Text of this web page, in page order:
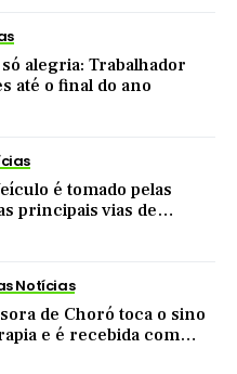
alegria: Trabalhador
até o final do ano
é tomado pelas
principais vias de
Notícias
de Choró toca o sino
e é recebida com